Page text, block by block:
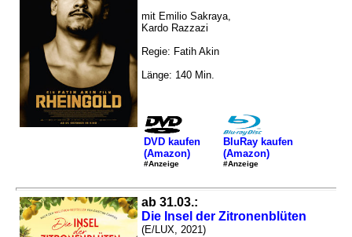
mit Emilio Sakraya,
Kardo Razzazi
Regie: Fatih Akin
Länge: 140 Min.
DVD kaufen
(Amazon)
#Anzeige
BluRay kaufen
(Amazon)
#Anzeige
ab 31.03.:
Die Insel der Zitronenblüten
(E/LUX, 2021)